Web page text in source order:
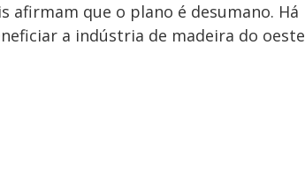
afirmam que o plano é desumano. Há
a indústria de madeira do oeste